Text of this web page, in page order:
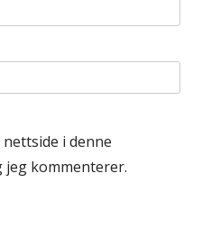
i denne
kommenterer.